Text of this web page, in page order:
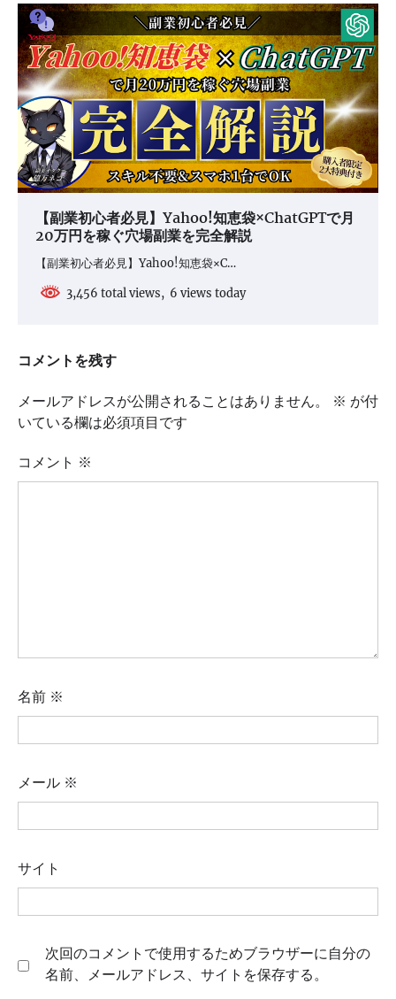
【副業初心者必見】Yahoo!知恵袋×ChatGPTで月
20万円を稼ぐ穴場副業を完全解説
【副業初心者必見】Yahoo!知恵袋×C…
3,456 total views, 6 views today
コメントを残す
メールアドレスが公開されることはありません。 ※ が付
いている欄は必須項目です
コメント ※
名前 ※
メール ※
サイト
次回のコメントで使用するためブラウザーに自分の
名前、メールアドレス、サイトを保存する。